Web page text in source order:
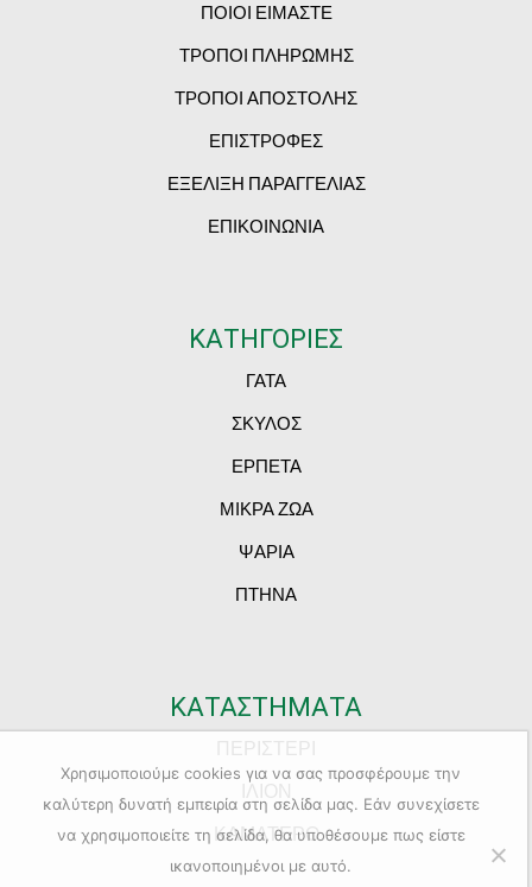
ΠΟΙΟΙ ΕΙΜΑΣΤΕ
ΤΡΟΠΟΙ ΠΛΗΡΩΜΗΣ
ΤΡΟΠΟΙ ΑΠΟΣΤΟΛΗΣ
ΕΠΙΣΤΡΟΦΕΣ
ΕΞΕΛΙΞΗ ΠΑΡΑΓΓΕΛΙΑΣ
ΕΠΙΚΟΙΝΩΝΙΑ
ΚΑΤΗΓΟΡΙΕΣ
ΓΑΤΑ
ΣΚΥΛΟΣ
ΕΡΠΕΤΑ
ΜΙΚΡΑ ΖΩΑ
ΨΑΡΙΑ
ΠΤΗΝΑ
ΚΑΤΑΣΤΗΜΑΤΑ
ΚΑΜΑΤΕΡΟ
Χρησιμοποιούμε cookies για να σας προσφέρουμε την
καλύτερη δυνατή εμπειρία στη σελίδα μας. Εάν συνεχίσετε
να χρησιμοποιείτε τη σελίδα, θα υποθέσουμε πως είστε
ικανοποιημένοι με αυτό.